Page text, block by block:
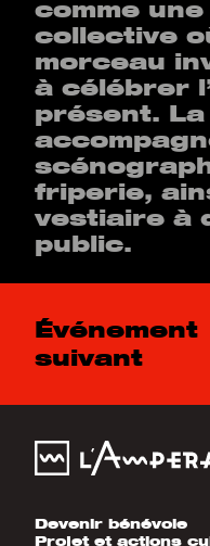
comme
collective
morceau
à célébrer
présent.
friperie,
vestiaire à
public.
Événement
suivant
Devenir bénévole
Projet et actions